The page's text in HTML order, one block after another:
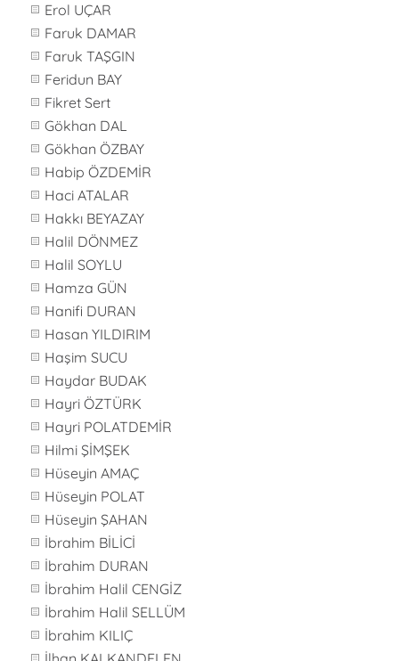
Erol UÇAR
Faruk DAMAR
Faruk TAŞGIN
Feridun BAY
Fikret Sert
Gökhan DAL
Gökhan ÖZBAY
Habip ÖZDEMİR
Haci ATALAR
Hakkı BEYAZAY
Halil DÖNMEZ
Halil SOYLU
Hamza GÜN
Hanifi DURAN
Hasan YILDIRIM
Haşim SUCU
Haydar BUDAK
Hayri ÖZTÜRK
Hayri POLATDEMİR
Hilmi ŞİMŞEK
Hüseyin AMAÇ
Hüseyin POLAT
Hüseyin ŞAHAN
İbrahim BİLİCİ
İbrahim DURAN
İbrahim Halil CENGİZ
İbrahim Halil SELLÜM
İbrahim KILIÇ